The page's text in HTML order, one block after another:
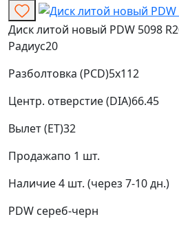
Диск литой новый PDW 5098
Радиус20
Разболтовка (PCD)5x112
Центр. отверстие (DIA)66.45
Вылет (ET)32
Продажапо 1 шт.
Наличие4 шт. (через 7-10 дн.)
PDW сереб-черн